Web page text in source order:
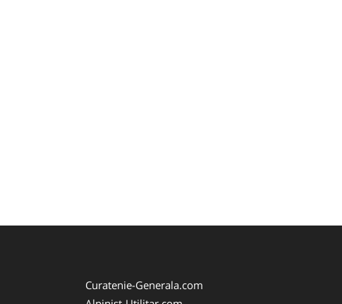
Curatenie-Generala.com